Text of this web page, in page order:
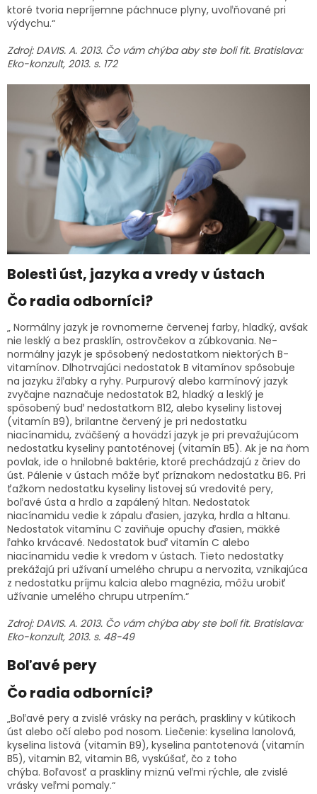
ktoré tvoria nepríjemne páchnuce plyny, uvoľňované pri
výdychu.“
Zdroj: DAVIS. A. 2013. Čo vám chýba aby ste boli fit. Bratislava:
Eko-konzult, 2013. s. 172
Bolesti úst, jazyka a vredy v ústach
Čo radia odborníci?
„ Normálny jazyk je rovnomerne červenej farby, hladký, avšak
nie lesklý a bez prasklín, ostrovčekov a zúbkovania. Ne-
normálny jazyk je spôsobený nedostatkom niektorých B-
vitamínov. Dlhotrvajúci nedostatok B vitamínov spôsobuje
na jazyku žľabky a ryhy. Purpurový alebo karmínový jazyk
zvyčajne naznačuje nedostatok B2, hladký a lesklý je
spôsobený buď nedostatkom B12, alebo kyseliny listovej
(vitamín B9), brilantne červený je pri nedostatku
niacínamidu, zväčšený a hovädzí jazyk je pri prevažujúcom
nedostatku kyseliny pantoténovej (vitamín B5). Ak je na ňom
povlak, ide o hnilobné baktérie, ktoré prechádzajú z čriev do
úst. Pálenie v ústach môže byť príznakom nedostatku B6. Pri
ťažkom nedostatku kyseliny listovej sú vredovité pery,
boľavé ústa a hrdlo a zapálený hltan. Nedostatok
niacínamidu vedie k zápalu ďasien, jazyka, hrdla a hltanu.
Nedostatok vitamínu C zaviňuje opuchy ďasien, mäkké
ľahko krvácavé. Nedostatok buď vitamín C alebo
niacínamidu vedie k vredom v ústach. Tieto nedostatky
prekážajú pri užívaní umelého chrupu a nervozita, vznikajúca
z nedostatku príjmu kalcia alebo magnézia, môžu urobiť
užívanie umelého chrupu utrpením.“
Zdroj: DAVIS. A. 2013. Čo vám chýba aby ste boli fit. Bratislava:
Eko-konzult, 2013. s. 48-49
Boľavé pery
Čo radia odborníci?
„Boľavé pery a zvislé vrásky na perách, praskliny v kútikoch
úst alebo očí alebo pod nosom. Liečenie: kyselina lanolová,
kyselina listová (vitamín B9), kyselina pantotenová (vitamín
B5), vitamin B2, vitamin B6, vyskúšať, čo z toho
chýba. Boľavosť a praskliny miznú veľmi rýchle, ale zvislé
vrásky veľmi pomaly.“